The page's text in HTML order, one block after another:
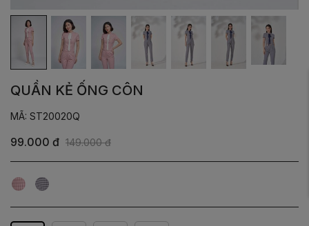
QUẦN KẺ ỐNG CÔN
MÃ: ST20020Q
99.000 đ 149.000 đ
Kẻ
Kẻ
Than